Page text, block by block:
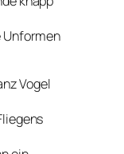
Unformen
Vogel